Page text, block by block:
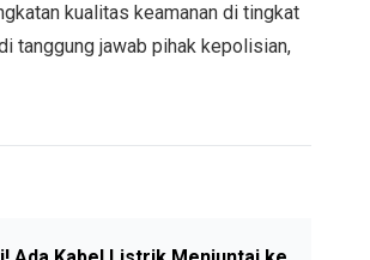
kualitas keamanan di tingkat
tanggung jawab pihak kepolisian,